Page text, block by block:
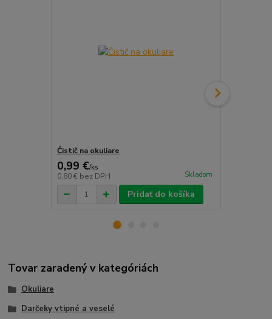
Čistič na okuliare
0,99 €/ks
0,80 € bez DPH Skladom
Pridať do košíka
Tovar zaradený v kategóriách
Okuliare
Darčeky vtipné a veselé